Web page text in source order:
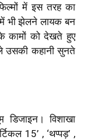
में इस तरह का
भी झेलने लायक बन
कामों को देखते हुए
उसकी कहानी सुनते
डिजाइन। विशाखा
15’ , ‘थप्पड़’ ,